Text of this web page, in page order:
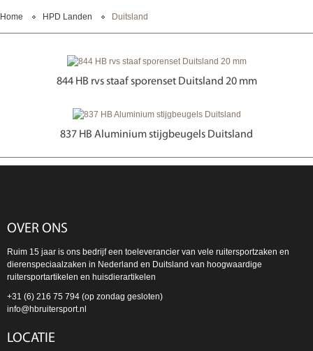
Home HPD Landen Duitsland
844 HB rvs staaf sporenset Duitsland 20 mm
837 HB Aluminium stijgbeugels Duitsland
OVER ONS
Ruim 15 jaar is ons bedrijf een toeleverancier van vele ruitersportzaken en
dierenspeciaalzaken in Nederland en Duitsland van hoogwaardige
ruitersportartikelen en huisdierartikelen
+31 (6) 216 75 794 (op zondag gesloten)
info@hbruitersport.nl
LOCATIE